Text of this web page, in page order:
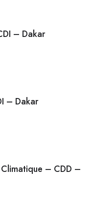
– Dakar
– Dakar
– CDD –